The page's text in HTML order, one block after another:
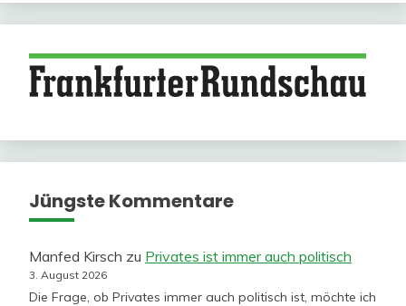
Jüngste Kommentare
Manfed Kirsch zu Privates ist immer auch politisch
3. August 2026
Die Frage, ob Privates immer auch politisch ist, möchte ich